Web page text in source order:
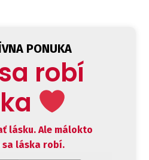
PONUKA
robí
lásku. Ale málokto
sa láska robí.